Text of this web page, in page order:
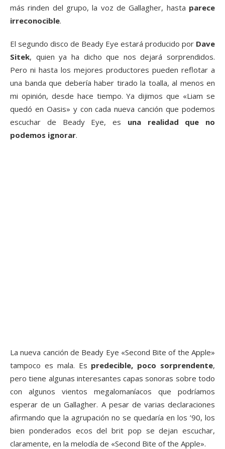
más rinden del grupo, la voz de Gallagher, hasta parece
irreconocible.
El segundo disco de Beady Eye estará producido por Dave
Sitek, quien ya ha dicho que nos dejará sorprendidos.
Pero ni hasta los mejores productores pueden reflotar a
una banda que debería haber tirado la toalla, al menos en
mi opinión, desde hace tiempo. Ya dijimos que «Liam se
quedó en Oasis» y con cada nueva canción que podemos
escuchar de Beady Eye, es una realidad que no
podemos ignorar.
La nueva canción de Beady Eye «Second Bite of the Apple»
tampoco es mala. Es predecible, poco sorprendente,
pero tiene algunas interesantes capas sonoras sobre todo
con algunos vientos megalomaníacos que podríamos
esperar de un Gallagher. A pesar de varias declaraciones
afirmando que la agrupación no se quedaría en los ’90, los
bien ponderados ecos del brit pop se dejan escuchar,
claramente, en la melodía de «Second Bite of the Apple».